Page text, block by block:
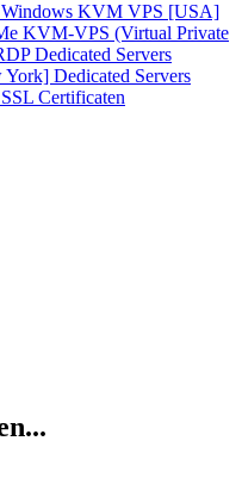
Windows KVM VPS [USA]
KVM-VPS (Virtual Private
Dedicated Servers
York] Dedicated Servers
SSL Certificaten